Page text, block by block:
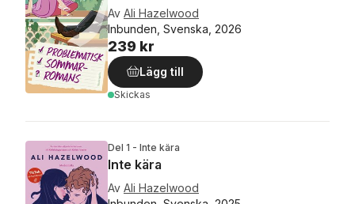
Av Ali Hazelwood
Inbunden, Svenska, 2026
239 kr
Lägg till
Skickas
Del 1 - Inte kära
Inte kära
Av Ali Hazelwood